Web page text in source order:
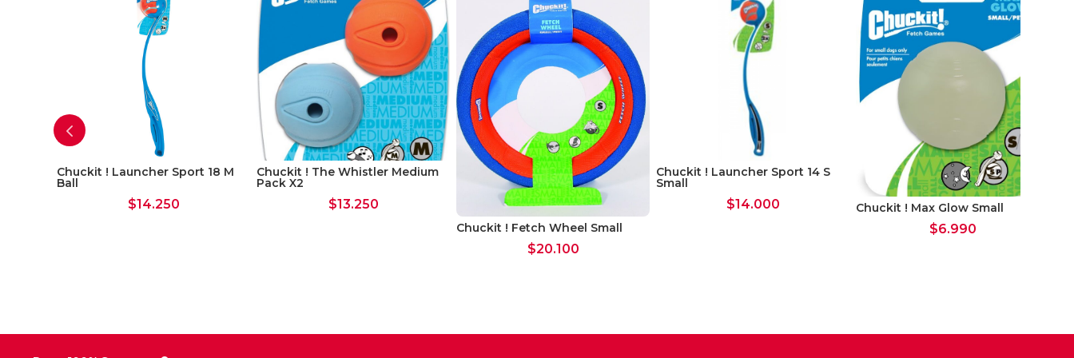
Chuckit ! Launcher Sport 18 M
Ball
$14.250
Chuckit ! The Whistler Medium
Pack X2
$13.250
Chuckit ! Fetch Wheel Small
$20.100
Chuckit ! Launcher Sport 14 S
Small
$14.000 Chuckit ! Max Glow Small
$6.990